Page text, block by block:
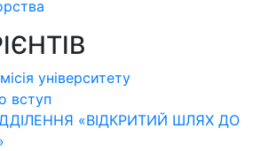
університету
вступ
«ВІДКРИТИЙ ШЛЯХ ДО